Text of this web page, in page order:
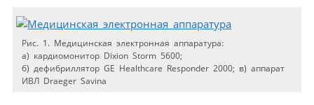
Рис. 1. Медицинская электронная аппаратура:
а) кардиомонитор Dixion Storm 5600;
б) дефибриллятор GE Healthcare Responder 2000; в) аппарат
ИВЛ Draeger Savina